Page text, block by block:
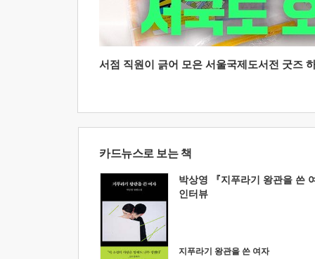
서점 직원이 긁어 모은 서울국제도서전 굿즈
카드뉴스로 보는 책
박상영 『지푸라기 왕관을 쓴
인터뷰
지푸라기 왕관을 쓴 여자